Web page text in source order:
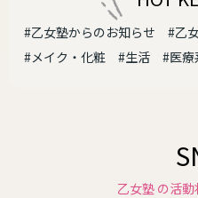
#乙女塾からのお知らせ #乙
#メイク・化粧
#生活 #医療
乙女塾 の活動